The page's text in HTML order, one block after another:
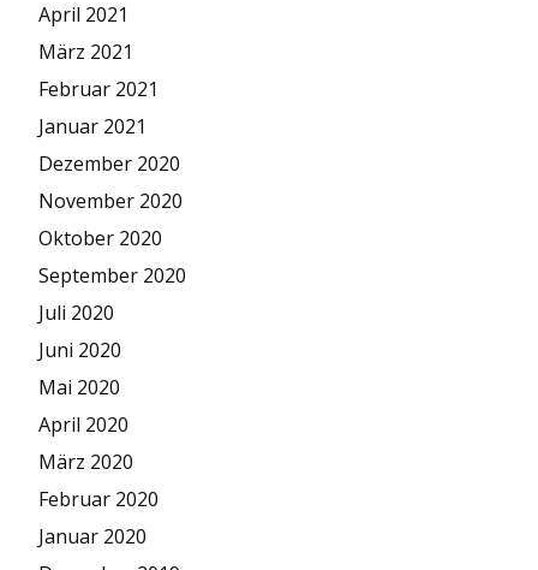
April 2021
März 2021
Februar 2021
Januar 2021
Dezember 2020
November 2020
Oktober 2020
September 2020
Juli 2020
Juni 2020
Mai 2020
April 2020
März 2020
Februar 2020
Januar 2020